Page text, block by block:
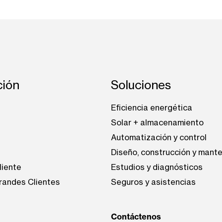
Clientes
Soluciones
Eficiencia energética
Solar + almacenamiento
Automatización y control
Diseño, construcción y
Estudios y diagnósticos
Seguros y asistencias
Contáctenos